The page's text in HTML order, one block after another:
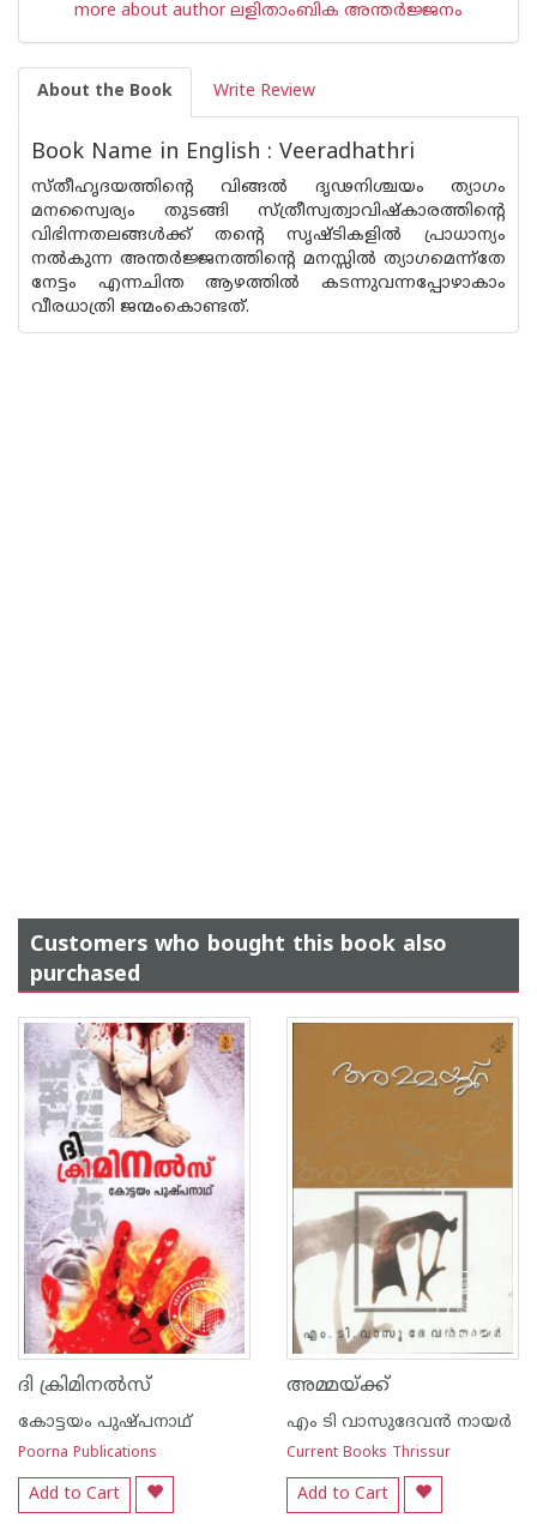
more about author ലളിതാംബിക അന്തര്‍ജ്ജനം
About the Book Write Review
Book Name in English : Veeradhathri
സ്തീഹൃദയത്തിന്റെ വിങ്ങല്‍ ദൃഢനിശ്ചയം ത്യാഗം
മനസ്വൈര്യം തുടങ്ങി സ്ത്രീസ്വത്വാവിഷ്കാരത്തിന്റെ
വിഭിന്നതലങ്ങള്‍ക്ക് തന്റെ സൃഷ്ടികളില്‍ പ്രാധാന്യം
നല്‍കുന്ന അന്തര്‍ജ്ജനത്തിന്റെ മനസ്സില്‍ ത്യാഗമെന്ന്തേ
നേട്ടം എന്നചിന്ത ആഴത്തില്‍ കടന്നുവന്നപ്പോഴാകാം
വീരധാത്രി ജന്മംകൊണ്ടത്.
Customers who bought this book also
purchased
ദി ക്രിമിനല്‍സ്
കോട്ടയം പുഷ്പനാഥ്
Poorna Publications
Add to Cart
അമ്മയ്‌ക്ക്
എം ടി വാസുദേവന്‍ നായര്‍
Current Books Thrissur
Add to Cart